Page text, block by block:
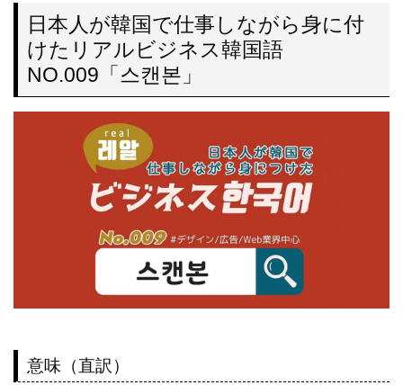
日本人が韓国で仕事しながら身に付
けたリアルビジネス韓国語
NO.009「스캔본」
意味（直訳）